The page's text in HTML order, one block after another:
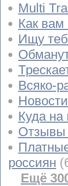
Multi
Как
Ищу
Всяко-
Куда на
Отзывы
россиян
Ещё